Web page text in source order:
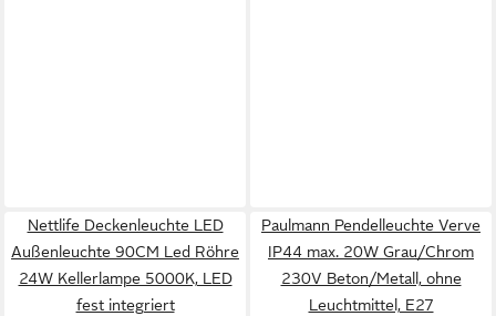
Nettlife Deckenleuchte LED
Außenleuchte 90CM Led Röhre
24W Kellerlampe 5000K, LED
fest integriert
Paulmann Pendelleuchte Verve
IP44 max. 20W Grau/Chrom
230V Beton/Metall, ohne
Leuchtmittel, E27